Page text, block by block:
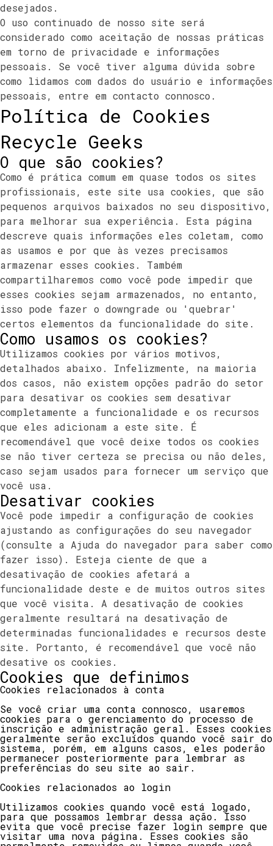
desejados.
O uso continuado de nosso site será
considerado como aceitação de nossas práticas
em torno de privacidade e informações
pessoais. Se você tiver alguma dúvida sobre
como lidamos com dados do usuário e informações
pessoais, entre em contacto connosco.
Política de Cookies
Recycle Geeks
O que são cookies?
Como é prática comum em quase todos os sites
profissionais, este site usa cookies, que são
pequenos arquivos baixados no seu dispositivo,
para melhorar sua experiência. Esta página
descreve quais informações eles coletam, como
as usamos e por que às vezes precisamos
armazenar esses cookies. Também
compartilharemos como você pode impedir que
esses cookies sejam armazenados, no entanto,
isso pode fazer o downgrade ou 'quebrar'
certos elementos da funcionalidade do site.
Como usamos os cookies?
Utilizamos cookies por vários motivos,
detalhados abaixo. Infelizmente, na maioria
dos casos, não existem opções padrão do setor
para desativar os cookies sem desativar
completamente a funcionalidade e os recursos
que eles adicionam a este site. É
recomendável que você deixe todos os cookies
se não tiver certeza se precisa ou não deles,
caso sejam usados ​​para fornecer um serviço que
você usa.
Desativar cookies
Você pode impedir a configuração de cookies
ajustando as configurações do seu navegador
(consulte a Ajuda do navegador para saber como
fazer isso). Esteja ciente de que a
desativação de cookies afetará a
funcionalidade deste e de muitos outros sites
que você visita. A desativação de cookies
geralmente resultará na desativação de
determinadas funcionalidades e recursos deste
site. Portanto, é recomendável que você não
desative os cookies.
Cookies que definimos
Cookies relacionados à conta
Se você criar uma conta connosco, usaremos
cookies para o gerenciamento do processo de
inscrição e administração geral. Esses cookies
geralmente serão excluídos quando você sair do
sistema, porém, em alguns casos, eles poderão
permanecer posteriormente para lembrar as
preferências do seu site ao sair.
Cookies relacionados ao login
Utilizamos cookies quando você está logado,
para que possamos lembrar dessa ação. Isso
evita que você precise fazer login sempre que
visitar uma nova página. Esses cookies são